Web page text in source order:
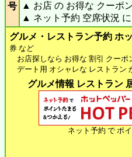
号
▲ お店 の お得な クーポ
▲ ネット予約 空席状況
グルメ・レストラン予約 ホ
券 など
お店探しなら お得な 割引 クーポ
デート用 オシャレな レストラン
グルメ情報 レストラン
ネット予約 で ポ